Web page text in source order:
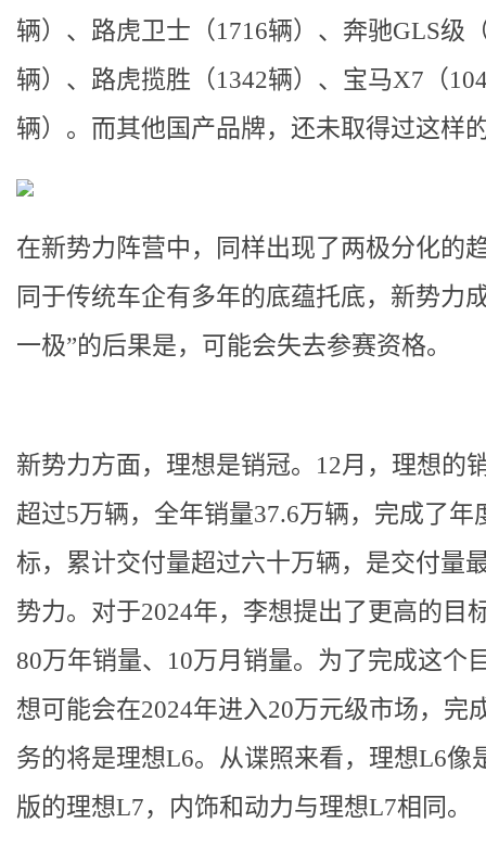
辆）、路虎卫士（1716辆）、奔驰GLS级
辆）、路虎揽胜（1342辆）、宝马X7（
辆）。而其他国产品牌，还未取得过这样
在新势力阵营中，同样出现了两极分化的
同于传统车企有多年的底蕴托底，新势力
一极”的后果是，可能会失去参赛资格。
新势力方面，理想是销冠。12月，理想的
超过5万辆，全年销量37.6万辆，完成了年
标，累计交付量超过六十万辆，是交付量
势力。对于2024年，李想提出了更高的目
80万年销量、10万月销量。为了完成这个
想可能会在2024年进入20万元级市场，完
务的将是理想L6。从谍照来看，理想L6像
版的理想L7，内饰和动力与理想L7相同。